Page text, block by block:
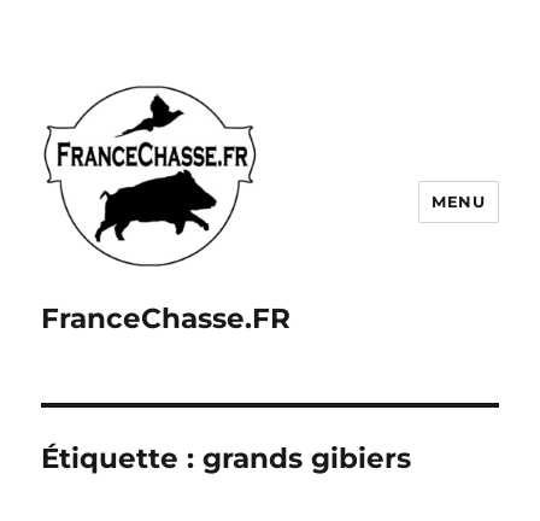
FranceChasse.FR
MENU
Étiquette :grands gibiers